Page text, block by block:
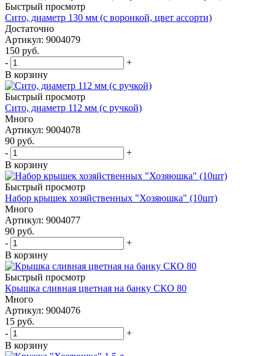
Быстрый просмотр
Сито, диаметр 130 мм (с воронкой, цвет ассорти)
Достаточно
Артикул: 9004079
150 руб.
-
+
В корзину
Быстрый просмотр
Сито, диаметр 112 мм (с ручкой)
Много
Артикул: 9004078
90 руб.
-
+
В корзину
Быстрый просмотр
Набор крышек хозяйственных "Хозяюшка" (10шт)
Много
Артикул: 9004077
90 руб.
-
+
В корзину
Быстрый просмотр
Крышка сливная цветная на банку СКО 80
Много
Артикул: 9004076
15 руб.
-
+
В корзину